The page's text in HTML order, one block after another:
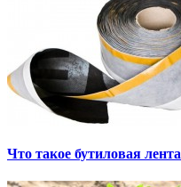
Что такое бутиловая